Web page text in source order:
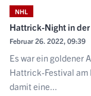
NHL
Hattrick-Night in der
Februar 26. 2022, 09:39
Es war ein goldener
Hattrick-Festival am
damit eine...